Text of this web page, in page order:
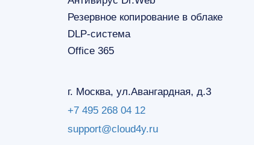
Резервное копирование в облаке
DLP-система
Office 365
г. Москва, ул.Авангардная, д.3
+7 495 268 04 12
support@cloud4y.ru